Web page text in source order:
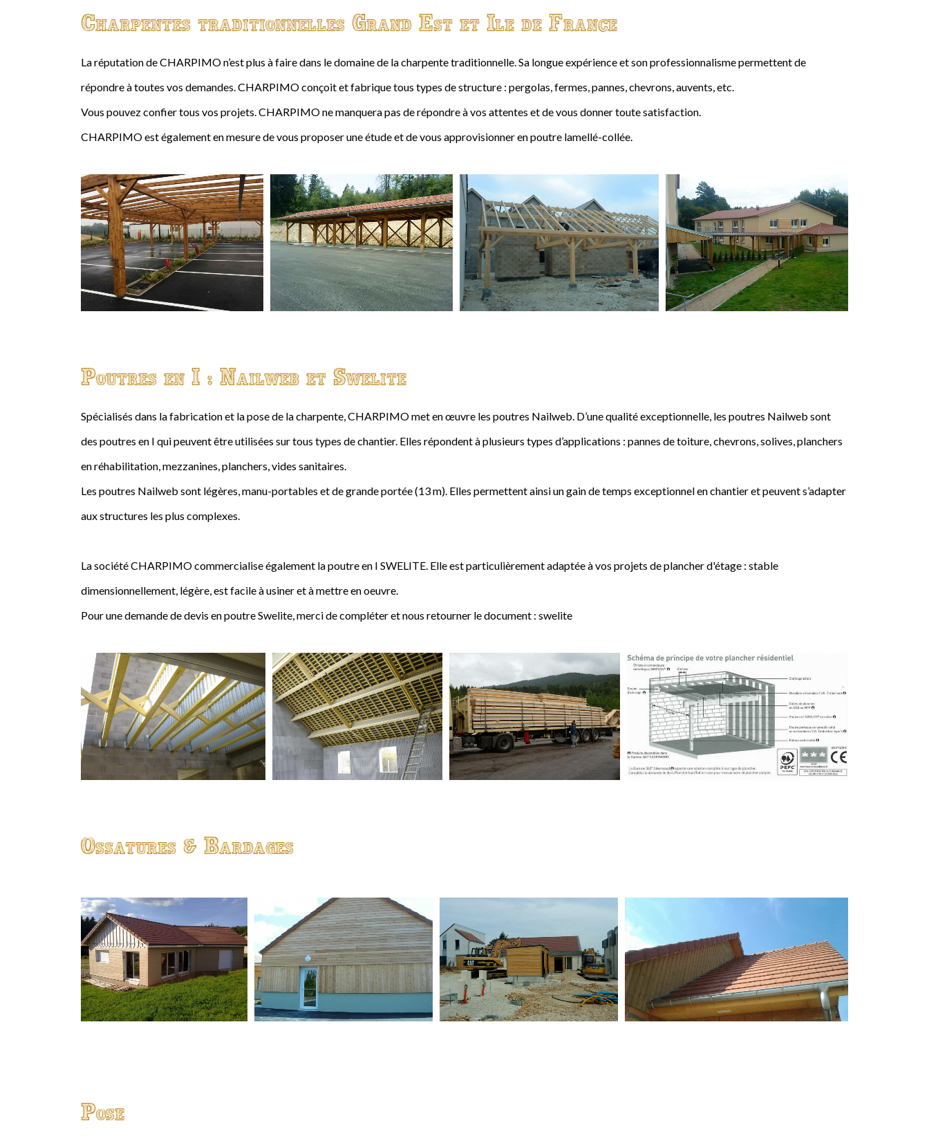
Charpentes traditionnelles Grand Est et Ile de France
La réputation de CHARPIMO n’est plus à faire dans le domaine de la charpente traditionnelle. Sa longue expérience et son professionnalisme permettent de
répondre à toutes vos demandes. CHARPIMO conçoit et fabrique tous types de structure : pergolas, fermes, pannes, chevrons, auvents, etc.
Vous pouvez confier tous vos projets. CHARPIMO ne manquera pas de répondre à vos attentes et de vous donner toute satisfaction.
CHARPIMO est également en mesure de vous proposer une étude et de vous approvisionner en poutre lamellé-collée.
Poutres en I : Nailweb et Swelite
Spécialisés dans la fabrication et la pose de la charpente, CHARPIMO met en œuvre les poutres Nailweb. D’une qualité exceptionnelle, les poutres Nailweb sont
des poutres en I qui peuvent être utilisées sur tous types de chantier. Elles répondent à plusieurs types d’applications : pannes de toiture, chevrons, solives, planchers
en réhabilitation, mezzanines, planchers, vides sanitaires.
Les poutres Nailweb sont légères, manu-portables et de grande portée (13 m). Elles permettent ainsi un gain de temps exceptionnel en chantier et peuvent s’adapter
aux structures les plus complexes.
La société CHARPIMO commercialise également la poutre en I SWELITE. Elle est particulièrement adaptée à vos projets de plancher d'étage : stable
dimensionnellement, légère, est facile à usiner et à mettre en oeuvre.
Pour une demande de devis en poutre Swelite, merci de compléter et nous retourner le document : swelite
Ossatures & Bardages
Pose